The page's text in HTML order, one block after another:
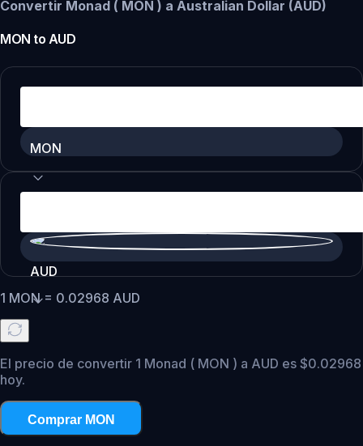
Convertir Monad ( MON ) a Australian Dollar (AUD)
MON to AUD
MON
AUD
1 MON= 0.02968 AUD
El precio de convertir 1 Monad ( MON ) a AUD es $0.02968
hoy.
Comprar MON